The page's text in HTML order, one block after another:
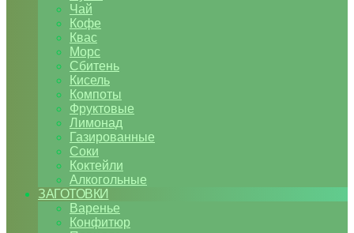
Чай
Кофе
Квас
Морс
Сбитень
Кисель
Компоты
Фруктовые
Лимонад
Газированные
Соки
Коктейли
Алкогольные
ЗАГОТОВКИ
Варенье
Конфитюр